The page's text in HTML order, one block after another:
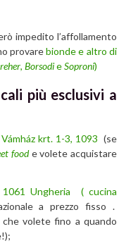
impedito l’affollamento
provarebionde e altro di
, BorsodieSoproni)
più esclusivi a
Vámház krt. 1-3, 1093(se
foode volete acquistare
1061 Ungheria ( cucina
a prezzo fisso .
volete fino a quando